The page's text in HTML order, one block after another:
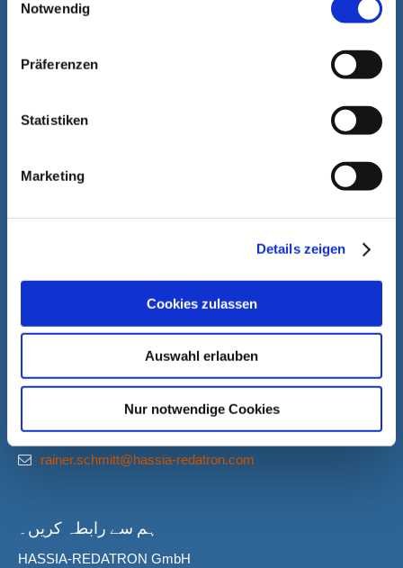
Notwendig
Präferenzen
Statistiken
Marketing
Details zeigen
Cookies zulassen
Auswahl erlauben
Nur notwendige Cookies
Rainer Schmitt
+49 1578 53 26 64 6
rainer.schmitt@hassia-redatron.com
ہم سے رابطہ کریں۔
HASSIA-REDATRON GmbH